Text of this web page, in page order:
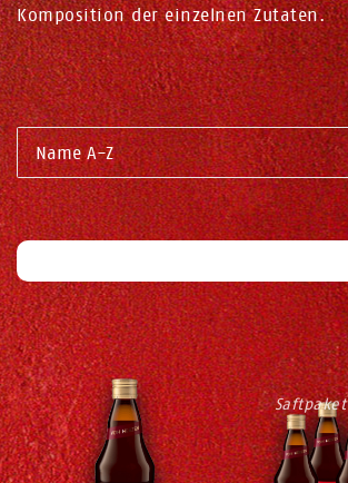
Komposition der einzelnen Zutaten.
Saftpaket